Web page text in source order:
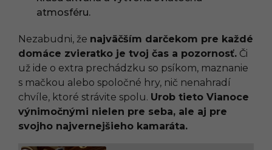
atmosféru.
Nezabudni, že najväčším darčekom pre každé
domáce zvieratko je tvoj čas a pozornosť. Či
už ide o extra prechádzku so psíkom, maznanie
s mačkou alebo spoločné hry, nič nenahradí
chvíle, ktoré strávite spolu. Urob tieto Vianoce
výnimočnými nielen pre seba, ale aj pre
svojho najvernejšieho kamaráta.